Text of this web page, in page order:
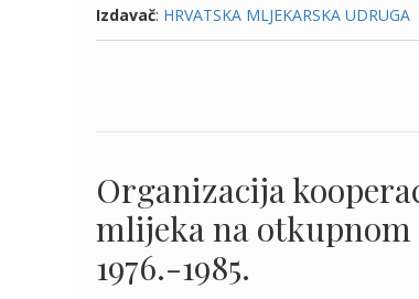
Izdavač: HRVATSKA MLJEKARSKA UDRUGA
Organizacija
mlijeka na otkupnom
1976.-1985.